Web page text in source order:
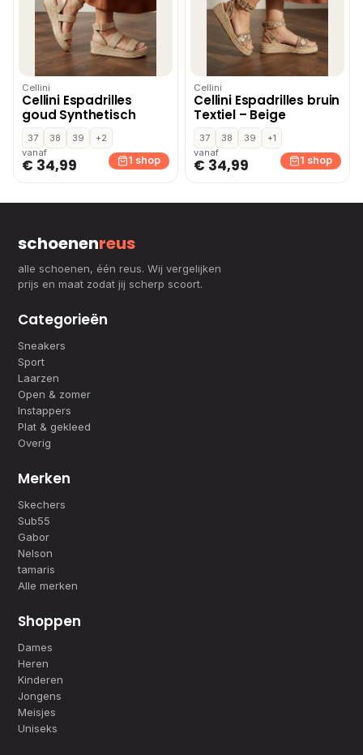
Cellini
Cellini Espadrilles
goud Synthetisch
37 38 39
+2
vanaf
€ 34,99 1 shop
Cellini
Cellini Espadrilles bruin
Textiel – Beige
37 38 39
+1
vanaf
€ 34,99 1 shop
schoenenreus
alle schoenen, één reus. Wij vergelijken
prijs en maat zodat jij scherp scoort.
Categorieën
Sneakers
Sport
Laarzen
Open & zomer
Instappers
Plat & gekleed
Overig
Merken
Skechers
Sub55
Gabor
Nelson
tamaris
Alle merken
Shoppen
Dames
Heren
Kinderen
Jongens
Meisjes
Uniseks